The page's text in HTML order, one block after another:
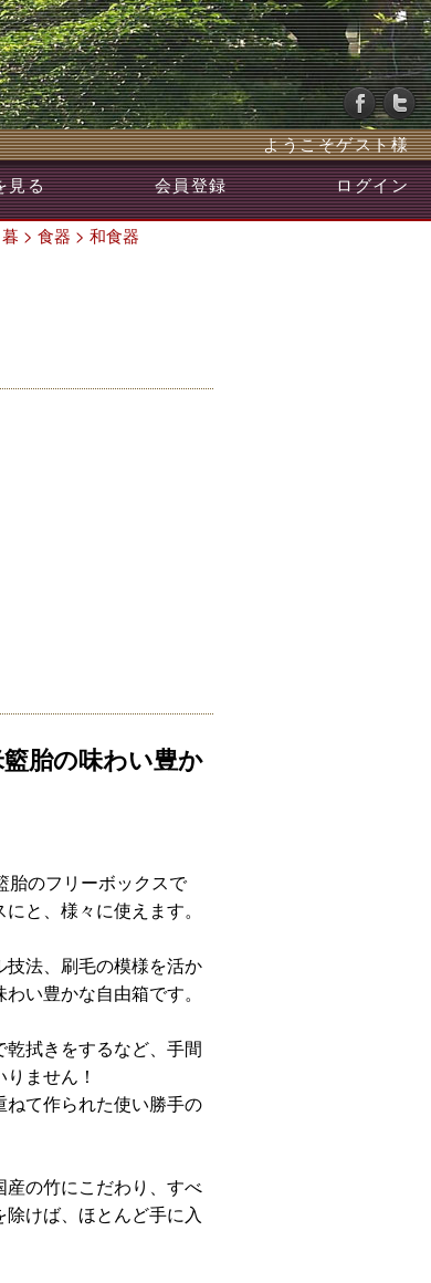
ようこそゲスト様
見る 会員登録 ログイン
暮 > 食器 > 和食器
胎の味わい豊か
胎のフリーボックスで
と、様々に使えます。
法、刷毛の模様を活か
い豊かな自由箱です。
拭きをするなど、手間
ません！
て作られた使い勝手の
の竹にこだわり、すべ
けば、ほとんど手に入